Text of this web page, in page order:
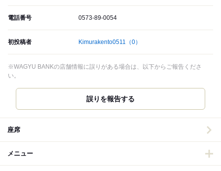
電話番号 0573-89-0054
初投稿者 Kimurakento0511 （0）
※WAGYU BANKの店舗情報に誤りがある場合は、以下からご報告くださ
い。
誤りを報告する
座席
メニュー